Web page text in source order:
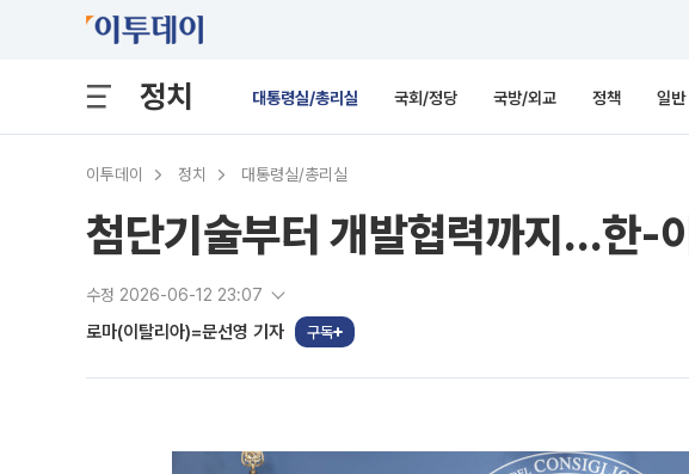
정치 대통령실/총리실 국회/정당 국방/외교 정책 일반
이투데이 정치 대통령실/총리실
첨단기술부터 개발협력까지…한-
수정 2026-06-12 23:07
로마(이탈리아)=문선영 기자 구독